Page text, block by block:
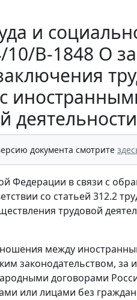
и
В-1848 О
документа смотрите
Федерации в связи с
со статьей 312.2
трудовой
между
законодательством, за
договорами
или лицами без